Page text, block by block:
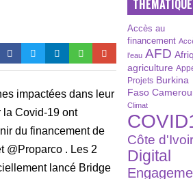
impactées dans leur
la Covid-19 ont
du financement de
@Proparco . Les 2
lancé Bridge
Accès au
financement
l’eau AFD
agriculture
Projets Burkina
Faso
Climat
Côte
Digital